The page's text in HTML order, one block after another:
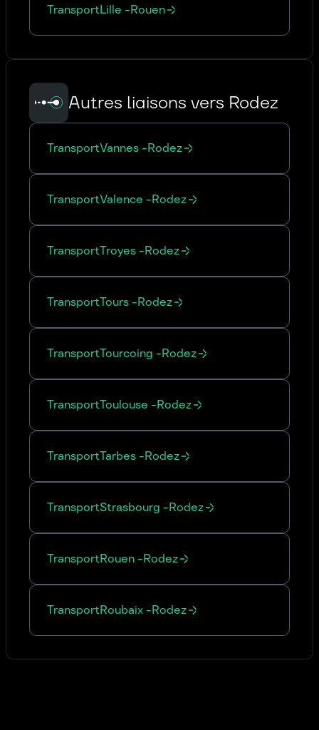
TransportLille -Rouen
Autres liaisons vers Rodez
TransportVannes -Rodez
TransportValence -Rodez
TransportTroyes -Rodez
TransportTours -Rodez
TransportTourcoing -Rodez
TransportToulouse -Rodez
TransportTarbes -Rodez
TransportStrasbourg -Rodez
TransportRouen -Rodez
TransportRoubaix -Rodez